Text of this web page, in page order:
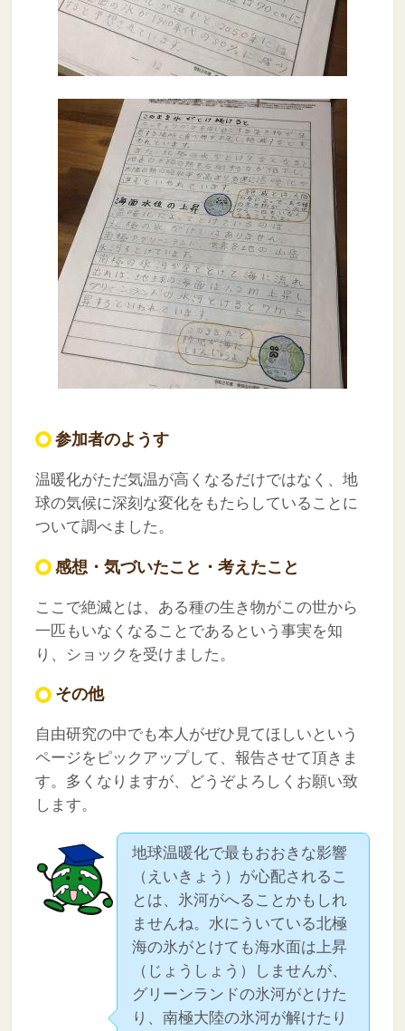
参加者のようす
温暖化がただ気温が高くなるだけではなく、地
球の気候に深刻な変化をもたらしていることに
ついて調べました。
感想・気づいたこと・考えたこと
ここで絶滅とは、ある種の生き物がこの世から
一匹もいなくなることであるという事実を知
り、ショックを受けました。
その他
自由研究の中でも本人がぜひ見てほしいという
ページをピックアップして、報告させて頂きま
す。多くなりますが、どうぞよろしくお願い致
します。
地球温暖化で最もおおきな影響
（えいきょう）が心配されるこ
とは、氷河がへることかもしれ
ませんね。水にういている北極
海の氷がとけても海水面は上昇
（じょうしょう）しませんが、
グリーンランドの氷河がとけた
り、南極大陸の氷河が解けたり